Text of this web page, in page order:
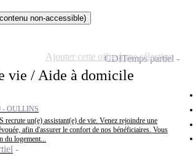
non-accessible)
vie / Aide à domicile
- OULLINS
un(e) assistant(e) de vie. Venez rejoindre une
afin d'assurer le confort de nos bénéficiaires. Vous
du logement...
CDITemps partiel
Ajouter cette offre à ma sélection